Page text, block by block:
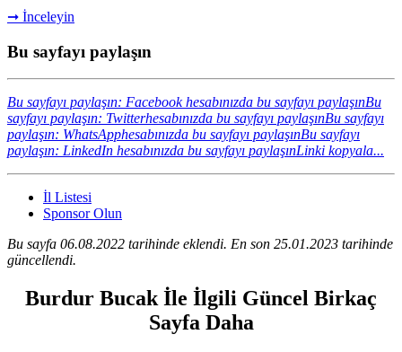
➞ İnceleyin
Bu sayfayı paylaşın
Bu sayfayı paylaşın: Facebook hesabınızda bu sayfayı paylaşınBu
sayfayı paylaşın: Twitterhesabınızda bu sayfayı paylaşınBu sayfayı
paylaşın: WhatsApphesabınızda bu sayfayı paylaşınBu sayfayı
paylaşın: LinkedIn hesabınızda bu sayfayı paylaşınLinki kopyala...
İl Listesi
Sponsor Olun
Bu sayfa 06.08.2022 tarihinde eklendi. En son 25.01.2023 tarihinde
güncellendi.
Burdur Bucak İle İlgili Güncel Birkaç
Sayfa Daha